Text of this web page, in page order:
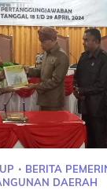
BERITA
DAERAH